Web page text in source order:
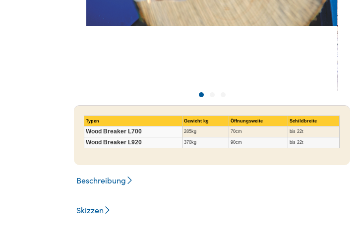
Typen Gewicht kg Öffnungsweite Schildbreite
Wood Breaker L700 285kg 70cm bis 22t
Wood Breaker L920 370kg 90cm bis 22t
Beschreibung
Skizzen